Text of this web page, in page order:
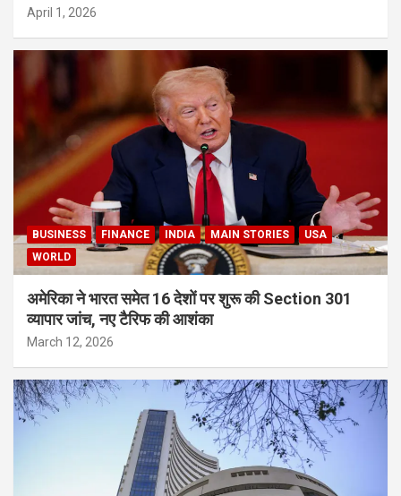
April 1, 2026
BUSINESS FINANCE INDIA MAIN STORIES
USA
WORLD
अमेरिका ने भारत समेत 16 देशों पर शुरू की Section 301
व्यापार जांच, नए टैरिफ की आशंका
March 12, 2026